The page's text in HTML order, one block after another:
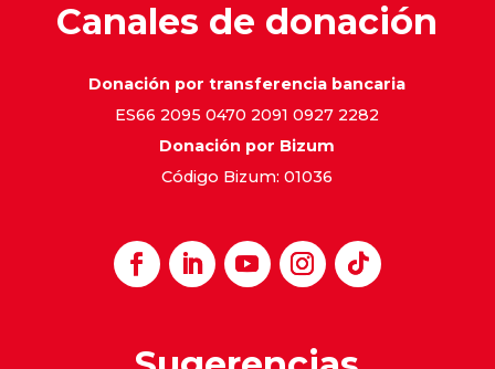
Canales de donación
Donación por transferencia bancaria
ES66 2095 0470 2091 0927 2282
Donación por Bizum
Código Bizum: 01036